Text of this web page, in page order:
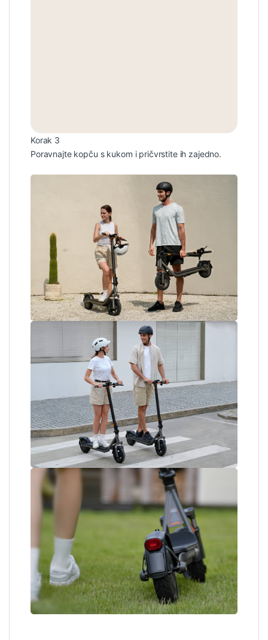
Korak 3
Poravnajte kopču s kukom i pričvrstite ih zajedno.